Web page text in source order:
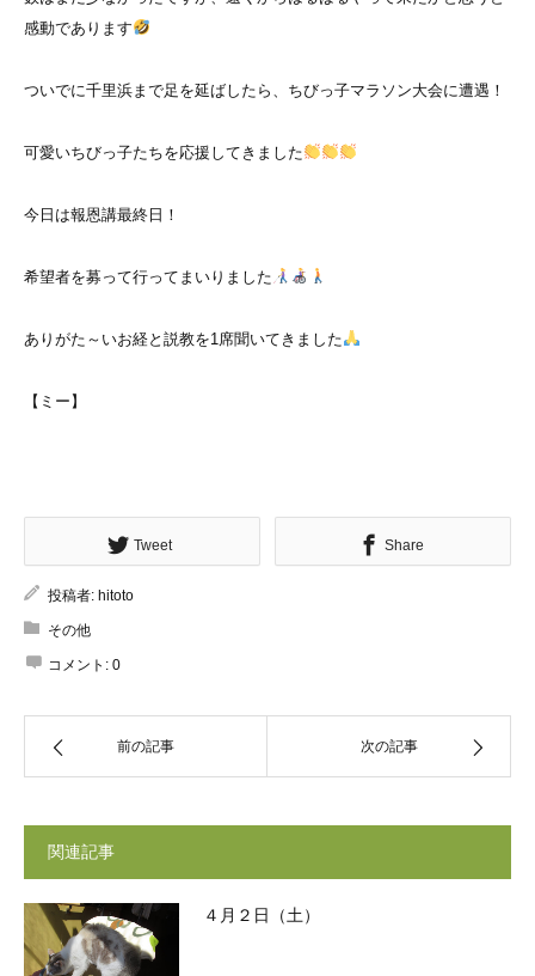
感動であります
ついでに千里浜まで足を延ばしたら、ちびっ子マラソン大会に遭遇！
可愛いちびっ子たちを応援してきました
今日は報恩講最終日！
希望者を募って行ってまいりました
ありがた～いお経と説教を1席聞いてきました
【ミー】
Tweet Share
投稿者: hitoto
その他
コメント: 0
前の記事 次の記事
関連記事
４月２日（土）